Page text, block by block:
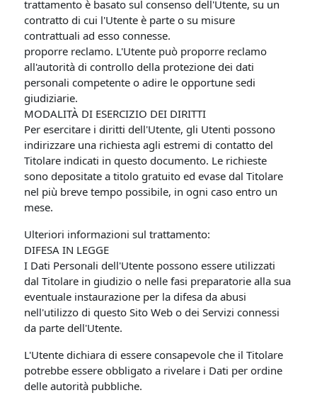
trattamento è basato sul consenso dell'Utente, su un
contratto di cui l'Utente è parte o su misure
contrattuali ad esso connesse.
proporre reclamo. L'Utente può proporre reclamo
all'autorità di controllo della protezione dei dati
personali competente o adire le opportune sedi
giudiziarie.
MODALITÀ DI ESERCIZIO DEI DIRITTI
Per esercitare i diritti dell'Utente, gli Utenti possono
indirizzare una richiesta agli estremi di contatto del
Titolare indicati in questo documento. Le richieste
sono depositate a titolo gratuito ed evase dal Titolare
nel più breve tempo possibile, in ogni caso entro un
mese.
Ulteriori informazioni sul trattamento:
DIFESA IN LEGGE
I Dati Personali dell'Utente possono essere utilizzati
dal Titolare in giudizio o nelle fasi preparatorie alla sua
eventuale instaurazione per la difesa da abusi
nell'utilizzo di questo Sito Web o dei Servizi connessi
da parte dell'Utente.
L'Utente dichiara di essere consapevole che il Titolare
potrebbe essere obbligato a rivelare i Dati per ordine
delle autorità pubbliche.